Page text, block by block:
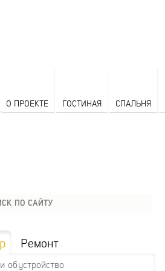
О ПРОЕКТЕ ГОСТИНАЯ СПАЛЬНЯ
Ремонт
обустройство